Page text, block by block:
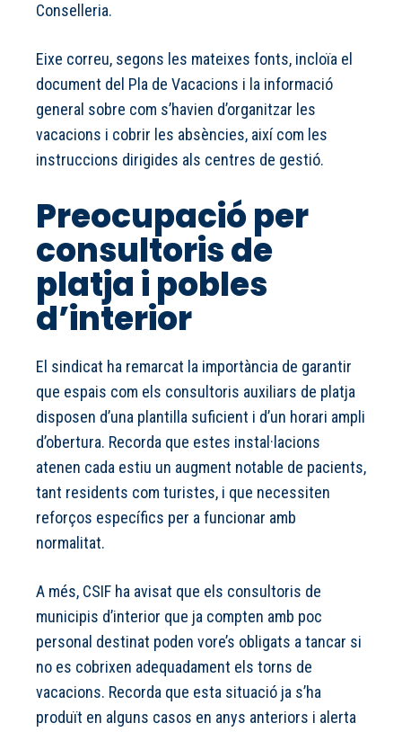
Conselleria.
Eixe correu, segons les mateixes fonts, incloïa el
document del Pla de Vacacions i la informació
general sobre com s’havien d’organitzar les
vacacions i cobrir les absències, així com les
instruccions dirigides als centres de gestió.
Preocupació per
consultoris de
platja i pobles
d’interior
El sindicat ha remarcat la importància de garantir
que espais com els consultoris auxiliars de platja
disposen d’una plantilla suficient i d’un horari ampli
d’obertura. Recorda que estes instal·lacions
atenen cada estiu un augment notable de pacients,
tant residents com turistes, i que necessiten
reforços específics per a funcionar amb
normalitat.
A més, CSIF ha avisat que els consultoris de
municipis d’interior que ja compten amb poc
personal destinat poden vore’s obligats a tancar si
no es cobrixen adequadament els torns de
vacacions. Recorda que esta situació ja s’ha
produït en alguns casos en anys anteriors i alerta